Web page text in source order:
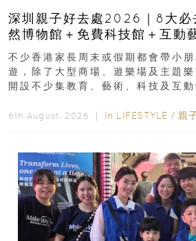
深圳親子好去處2026｜8大必
然博物館＋免費科技館＋互動
齡、交通、門票、開放時間
不少香港家長周末或假期都會帶小
遊，除了大型商場、遊樂場及主題
開設不少集教育、藝術、科技及互
6th August, 2026 ｜ In LIFESTYLE / 親